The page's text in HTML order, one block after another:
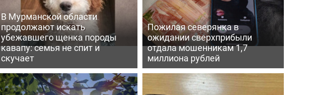
В Мурманской области
продолжают искать
убежавшего щенка породы
кавапу: семья не спит и
скучает
Пожилая северянка в
ожидании сверхприбыли
отдала мошенникам 1,7
миллиона рублей